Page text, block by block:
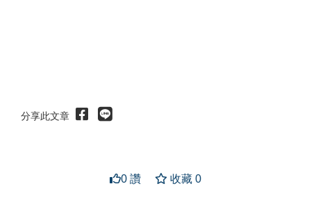
分享此文章
0 讚 收藏 0